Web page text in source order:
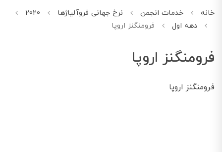
خانه خدمات انجمن نرخ جهانی فروآلیاژها 2020
دهه اول
فرومنگنز اروپا
فرومنگنز اروپا
فرومنگنز اروپا